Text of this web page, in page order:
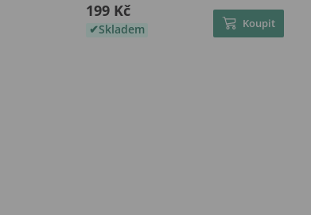
199 Kč
Skladem Koupit